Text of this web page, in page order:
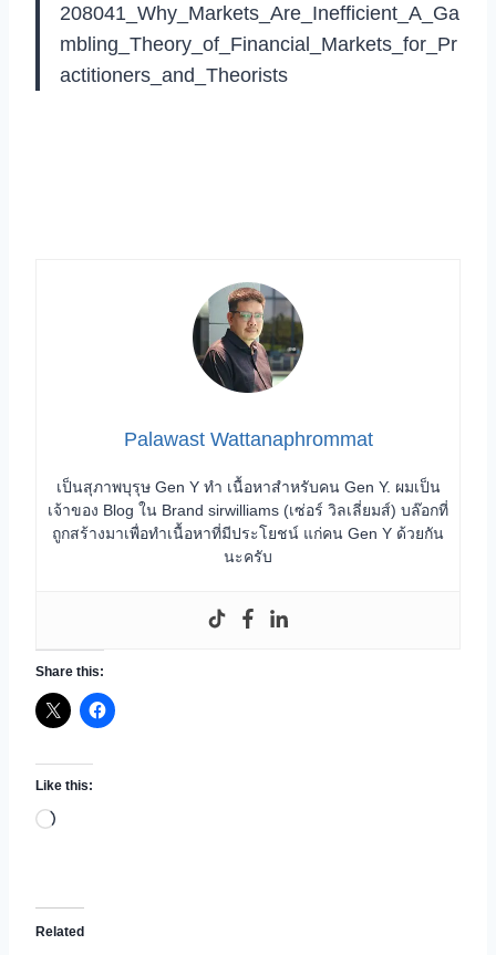
208041_Why_Markets_Are_Inefficient_A_Ga
mbling_Theory_of_Financial_Markets_for_Pr
actitioners_and_Theorists
Palawast Wattanaphrommat
เป็นสุภาพบุรุษ Gen Y ทำ เนื้อหาสำหรับคน Gen Y. ผมเป็น
เจ้าของ Blog ใน Brand sirwilliams (เซ่อร์ วิลเลี่ยมส์) บล๊อกที่
ถูกสร้างมาเพื่อทำเนื้อหาที่มีประโยชน์ แก่คน Gen Y ด้วยกัน
นะครับ
Share this:
Like this:
L
d
Related